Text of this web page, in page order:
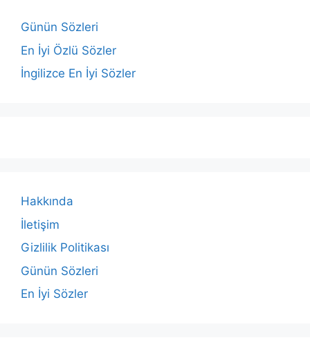
Günün Sözleri
En İyi Özlü Sözler
İngilizce En İyi Sözler
Hakkında
İletişim
Gizlilik Politikası
Günün Sözleri
En İyi Sözler